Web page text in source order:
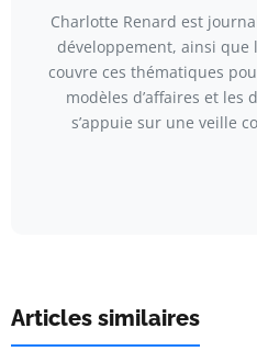
Charlotte Renard est
développement, ainsi que
couvre ces thématiques
modèles d’affaires et les
s’appuie sur une veille
Articles similaires